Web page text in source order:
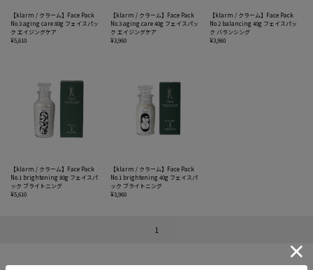
【klarm / クラーム】Face Pack
No.3 aging care 80g フェイスパッ
ク エイジングケア
¥5,610
【klarm / クラーム】Face Pack
No.3 aging care 40g フェイスパッ
ク エイジングケア
¥3,960
【klarm / クラーム】Face Pack
No.2 balancing 40g フェイスパッ
ク バランシング
¥3,960
【klarm / クラーム】Face Pack
No.1 brightening 80g フェイスパ
ック ブライトニング
¥5,610
【klarm / クラーム】Face Pack
No.1 brightening 40g フェイスパ
ック ブライトニング
¥3,960
1